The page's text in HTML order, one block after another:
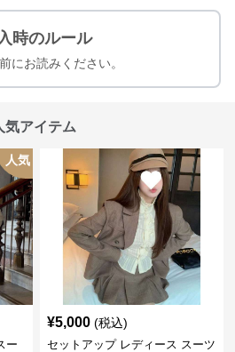
時のルール
にお読みください。
気アイテム
人気
ー
¥5,000 (税込)
セットアップ レディース スーツ